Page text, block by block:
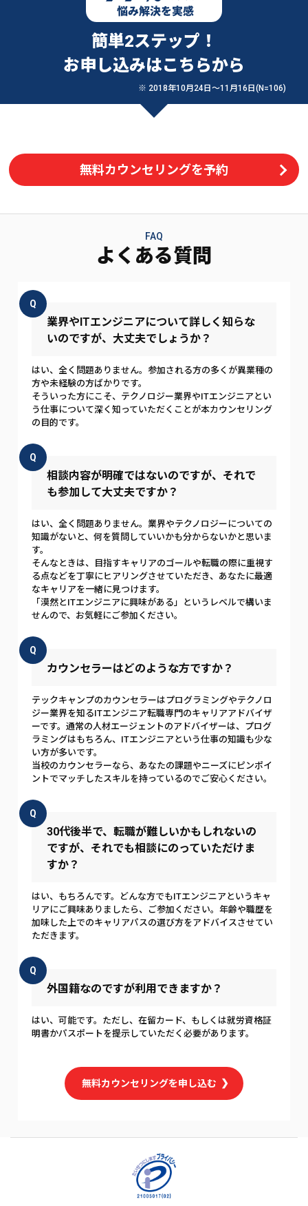
簡単2ステップ！
お申し込みはこちらから
※ 2018年10月24日〜11月16日(N=106)
無料カウンセリングを予約
FAQ
よくある質問
Q
業界やITエンジニアについて詳しく知らな
いのですが、大丈夫でしょうか？
はい、全く問題ありません。参加される方の多くが異業種の
方や未経験の方ばかりです。
そういった方にこそ、テクノロジー業界やITエンジニアとい
う仕事について深く知っていただくことが本カウンセリング
の目的です。
Q
相談内容が明確ではないのですが、それで
も参加して大丈夫ですか？
はい、全く問題ありません。業界やテクノロジーについての
知識がないと、何を質問していいかも分からないかと思いま
す。
そんなときは、目指すキャリアのゴールや転職の際に重視す
る点などを丁寧にヒアリングさせていただき、あなたに最適
なキャリアを一緒に見つけます。
「漠然とITエンジニアに興味がある」というレベルで構いま
せんので、お気軽にご参加ください。
Q
カウンセラーはどのような方ですか？
テックキャンプのカウンセラーはプログラミングやテクノロ
ジー業界を知るITエンジニア転職専門のキャリアアドバイザ
ーです。通常の人材エージェントのアドバイザーは、プログ
ラミングはもちろん、ITエンジニアという仕事の知識も少な
い方が多いです。
当校のカウンセラーなら、あなたの課題やニーズにピンポイ
ントでマッチしたスキルを持っているのでご安心ください。
Q
30代後半で、転職が難しいかもしれないの
ですが、それでも相談にのっていただけま
すか？
はい、もちろんです。どんな方でもITエンジニアというキャ
リアにご興味ありましたら、ご参加ください。年齢や職歴を
加味した上でのキャリアパスの選び方をアドバイスさせてい
ただきます。
Q
外国籍なのですが利用できますか？
はい、可能です。ただし、在留カード、もしくは就労資格証
明書かパスポートを提示していただく必要があります。
無料カウンセリングを申し込む